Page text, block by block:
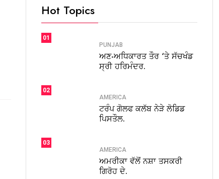
Hot Topics
01
PUNJAB
ਅਣ-ਅਧਿਕਾਰਤ ਤੌਰ ‘ਤੇ ਸੱਚਖੰਡ
ਸ੍ਰੀ ਹਰਿਮੰਦਰ.
02
AMERICA
ਟਰੰਪ ਗੋਲਫ ਕਲੱਬ ਨੇੜੇ ਲੋਡਿਡ
ਪਿਸਤੌਲ.
03
AMERICA
ਅਮਰੀਕਾ ਵੱਲੋਂ ਨਸ਼ਾ ਤਸਕਰੀ
ਗਿਰੋਹ ਦੇ.